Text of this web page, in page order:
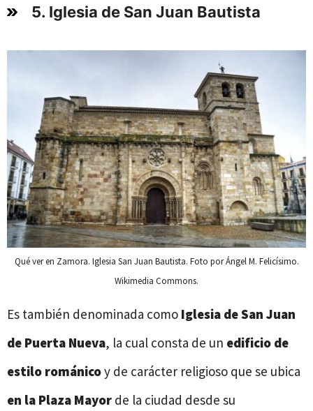
5. Iglesia de San Juan Bautista
Qué ver en Zamora. Iglesia San Juan Bautista. Foto por Ángel M. Felicísimo.
Wikimedia Commons.
Es también denominada como Iglesia de San Juan
de Puerta Nueva, la cual consta de un edificio de
estilo románicoy de carácter religioso que se ubica
en la Plaza Mayor de la ciudad desde su